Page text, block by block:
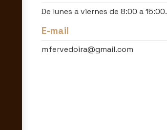
De lunes a viernes de 8:00 a 15:00.
E-mail
mfervedoira@gmail.com